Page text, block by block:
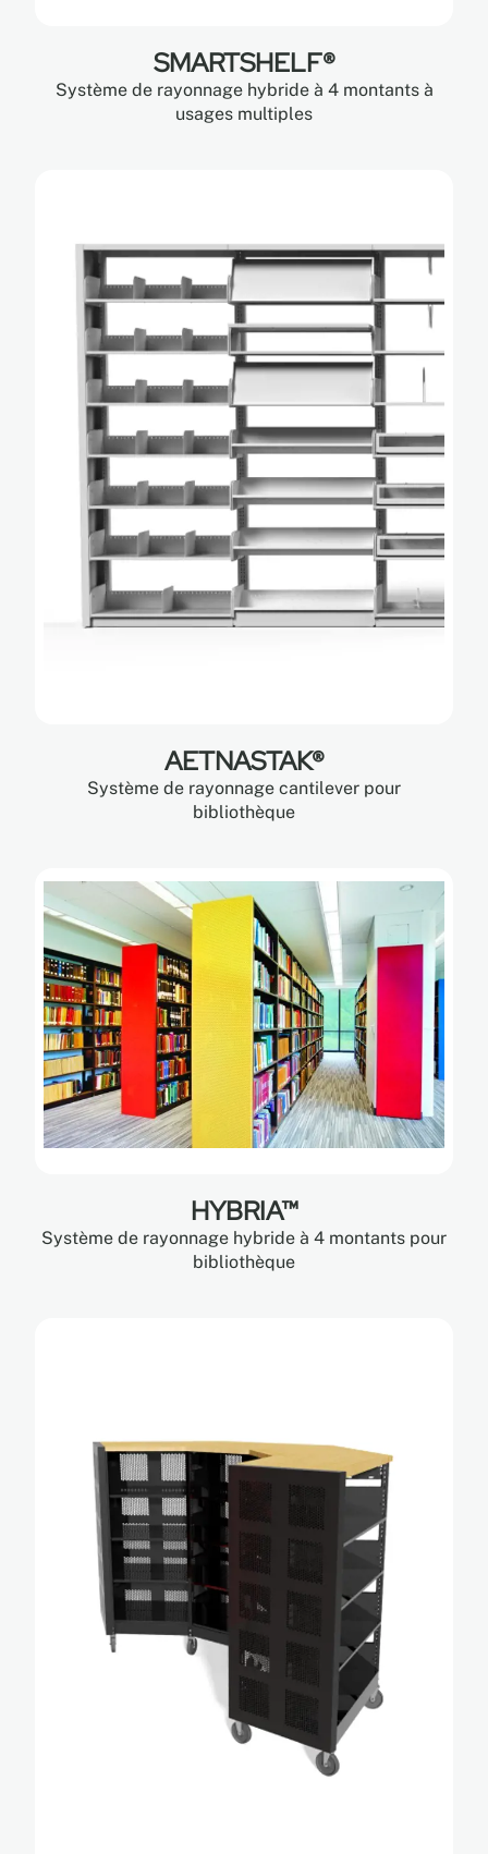
SMARTSHELF®
Système de rayonnage hybride à 4 montants à
usages multiples
AETNASTAK®
Système de rayonnage cantilever pour
bibliothèque
HYBRIA™
Système de rayonnage hybride à 4 montants pour
bibliothèque